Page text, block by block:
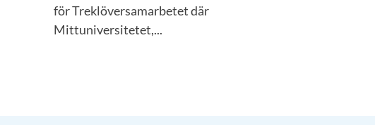
för Treklöversamarbetet där
Mittuniversitetet,...